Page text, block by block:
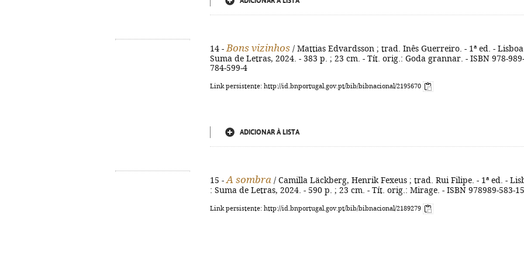
14 - Bons vizinhos / Mattias Edvardsson ; trad. Inês Guerreiro. - 1ª ed. -
Suma de Letras, 2024. - 383 p. ; 23 cm. - Tít. orig.: Goda grannar. - ISBN 978-989-
784-599-4
Link persistente: http://id.bnportugal.gov.pt/bib/bibnacional/2195670
ADICIONAR À LISTA
15 - A sombra / Camilla Läckberg, Henrik Fexeus ; trad. Rui Filipe. - 1ª ed. -
: Suma de Letras, 2024. - 590 p. ; 23 cm. - Tít. orig.: Mirage. - ISBN 978989-583-
Link persistente: http://id.bnportugal.gov.pt/bib/bibnacional/2189279